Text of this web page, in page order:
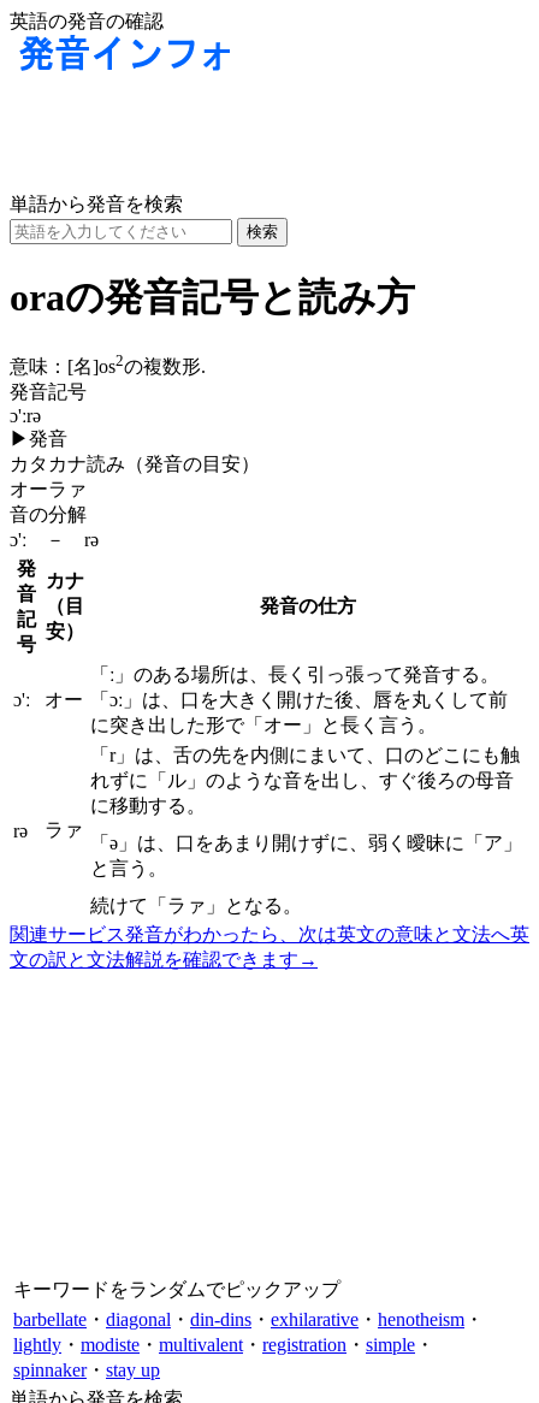
英語の発音の確認
単語から発音を検索
oraの発音記号と読み方
意味： [名]os2の複数形.
発音記号
ɔ'ːrə
▶発音
カタカナ読み（発音の目安）
オーラァ
音の分解
ɔ'ː － rə
発
音
記
号
カナ
（目
安）
発音の仕方
ɔ'ː オー
「ː」のある場所は、長く引っ張って発音する。
「ɔː」は、口を大きく開けた後、唇を丸くして前
に突き出した形で「オー」と長く言う。
rə ラァ
「r」は、舌の先を内側にまいて、口のどこにも触
れずに「ル」のような音を出し、すぐ後ろの母音
に移動する。
「ə」は、口をあまり開けずに、弱く曖昧に「ア」
と言う。
続けて「ラァ」となる。
関連サービス発音がわかったら、次は英文の意味と文法へ英
文の訳と文法解説を確認できます →
キーワードをランダムでピックアップ
barbellate ・ diagonal ・ din-dins ・ exhilarative ・ henotheism ・
lightly ・ modiste ・ multivalent ・ registration ・ simple ・
spinnaker・ stay up